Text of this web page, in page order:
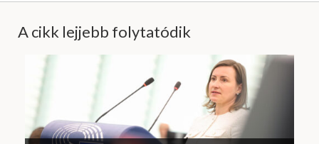
A cikk lejjebb folytatódik